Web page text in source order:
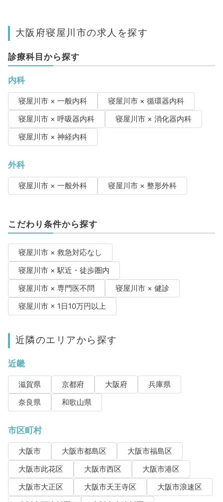
大阪府寝屋川市の求人を探す
診療科目から探す
内科
寝屋川市 × 一般内科
寝屋川市 × 循環器内科
寝屋川市 × 呼吸器内科
寝屋川市 × 消化器内科
寝屋川市 × 神経内科
外科
寝屋川市 × 一般外科 寝屋川市 × 整形外科
こだわり条件から探す
寝屋川市 × 救急対応なし
寝屋川市 × 駅近・徒歩圏内
寝屋川市 × 専門医不問
寝屋川市 × 健診
寝屋川市 × 1日10万円以上
近隣のエリアから探す
近畿
滋賀県 京都府 大阪府
兵庫県
奈良県
和歌山県
市区町村
大阪市 大阪市都島区
大阪市福島区
大阪市此花区
大阪市西区
大阪市港区
大阪市大正区
大阪市天王寺区
大阪市浪速区